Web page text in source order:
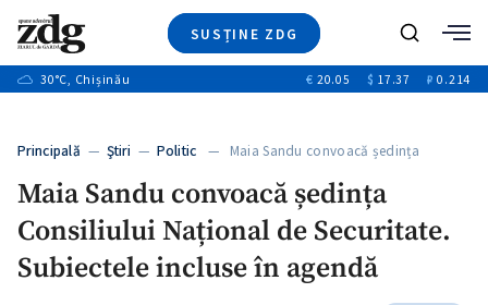
SUSȚINE ZDG
Ştiri
+9
Video
Special
+1
Blog
Caută
30°C, Chișinău € 20.05 $ 17.37 ₽ 0.214
Principală — Ştiri — Politic — Maia Sandu convoacă ședința
Maia Sandu convoacă ședința
Consiliului Național de Securitate.
Subiectele incluse în agendă